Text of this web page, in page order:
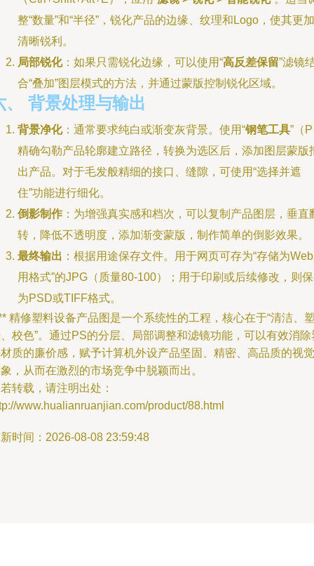
整“数量”和“半径”，锐化产品的边缘、纹理和Logo，使其更加
清晰锐利。
局部锐化：如果只需锐化边缘，可以使用“高反差保留”滤镜
合“叠加”图层模式的方法，并通过蒙版控制锐化区域。
、 背景处理与输出
背景净化：通常要求纯白或渐变灰背景。使用“钢笔工具”（
精确勾勒产品轮廓建立路径，转换为选区后，添加图层蒙版
出产品。对于毛发般精细的接口、缝隙，可使用“选择并遮
住”功能进行细化。
倒影制作 ：为增强真实感和档次，可以复制产品图层，垂直
转，降低不透明度，添加渐变蒙版，制作简单的倒影效果。
最终输出 ：根据用途保存文件。用于网页可存为“存储为
用格式”的JPG（质量80-100）；用于印刷或后续修改，则
为PSD或TIFF格式。
精修塑料设备产品图是一个系统性的工程，核心在于“清洁、
校色”。通过PS的分层、局部调整和滤镜功能，可以有效消除
质的廉价感，赋予计算机外设产品坚固、精密、高品质的视觉
，从而在激烈的市场竞争中脱颖而出。
转载，请注明出处：
www.hualianruanjian.com/product/88.html
时间：2026-08-08 23:59:48